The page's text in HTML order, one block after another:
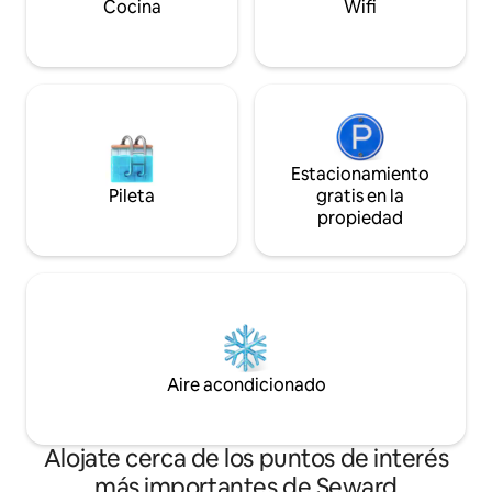
Cocina Wifi
Pileta
Estacionamiento
gratis en la
propiedad
Aire acondicionado
Alojate cerca de los puntos de interés